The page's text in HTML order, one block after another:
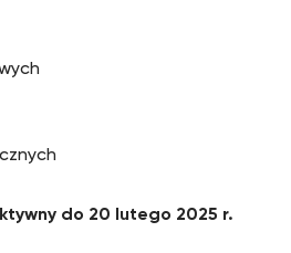
do 20 lutego 2025 r.